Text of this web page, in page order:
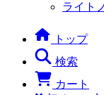
ライト
トップ
検索
カート